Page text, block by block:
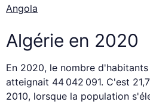
Angola
Algérie en 2020
En 2020, le nombre
atteignait 44 042 091. C'est
2010, lorsque la population